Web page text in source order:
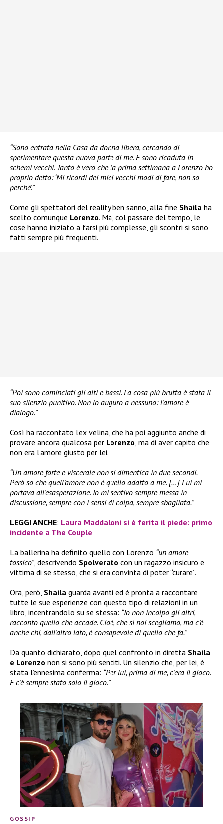
“Sono entrata nella Casa da donna libera, cercando di
sperimentare questa nuova parte di me. E sono ricaduta in
schemi vecchi. Tanto è vero che la prima settimana a Lorenzo ho
proprio detto: ‘Mi ricordi dei miei vecchi modi di fare, non so
perché’.”
Come gli spettatori del reality ben sanno, alla fine Shaila ha
scelto comunque Lorenzo. Ma, col passare del tempo, le
cose hanno iniziato a farsi più complesse, gli scontri si sono
fatti sempre più frequenti.
“Poi sono cominciati gli alti e bassi. La cosa più brutta è stata il
suo silenzio punitivo. Non lo auguro a nessuno: l’amore è
dialogo.”
Così ha raccontato l’ex velina, che ha poi aggiunto anche di
provare ancora qualcosa per Lorenzo, ma di aver capito che
non era l’amore giusto per lei.
“Un amore forte e viscerale non si dimentica in due secondi.
Però so che quell’amore non è quello adatto a me. […] Lui mi
portava all’esasperazione. Io mi sentivo sempre messa in
discussione, sempre con i sensi di colpa, sempre sbagliata.”
LEGGI ANCHE: Laura Maddaloni si è ferita il piede: primo
incidente a The Couple
La ballerina ha definito quello con Lorenzo “un amore
tossico”, descrivendo Spolverato con un ragazzo insicuro e
vittima di se stesso, che si era convinta di poter “curare”.
Ora, però, Shaila guarda avanti ed è pronta a raccontare
tutte le sue esperienze con questo tipo di relazioni in un
libro, incentrandolo su se stessa: “Io non incolpo gli altri,
racconto quello che accade. Cioè, che sì noi scegliamo, ma c’è
anche chi, dall’altro lato, è consapevole di quello che fa.”
Da quanto dichiarato, dopo quel confronto in diretta Shaila
e Lorenzo non si sono più sentiti. Un silenzio che, per lei, è
stata l’ennesima conferma: “Per lui, prima di me, c’era il gioco.
E c’è sempre stato solo il gioco.”
GOSSIP